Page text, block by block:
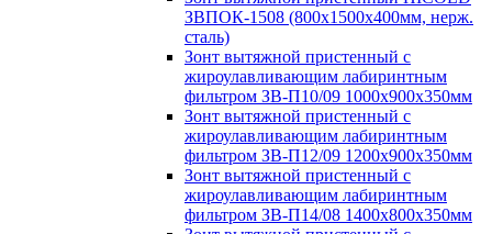
ЗВПОК-1508 (800х1500х400мм, нерж.
сталь)
Зонт вытяжной пристенный с
жироулавливающим лабиринтным
фильтром ЗВ-П10/09 1000х900х350мм
Зонт вытяжной пристенный с
жироулавливающим лабиринтным
фильтром ЗВ-П12/09 1200х900х350мм
Зонт вытяжной пристенный с
жироулавливающим лабиринтным
фильтром ЗВ-П14/08 1400х800х350мм